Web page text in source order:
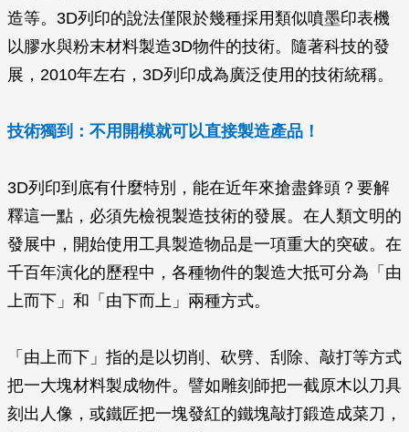
造等。3D列印的說法僅限於幾種採用類似噴墨印表機
以膠水與粉末材料製造3D物件的技術。隨著科技的發
展，2010年左右，3D列印成為廣泛使用的技術統稱。
技術獨到：不用開模就可以直接製造產品！
3D列印到底有什麼特別，能在近年來搶盡鋒頭？要解
釋這一點，必須先檢視製造技術的發展。在人類文明的
發展中，開始使用工具製造物品是一項重大的突破。在
千百年演化的歷程中，各種物件的製造大抵可分為「由
上而下」和「由下而上」兩種方式。
「由上而下」指的是以切削、砍劈、刮除、敲打等方式
把一大塊材料製成物件。譬如雕刻師把一截原木以刀具
刻出人像，或鐵匠把一塊發紅的鐵塊敲打鍛造成菜刀，